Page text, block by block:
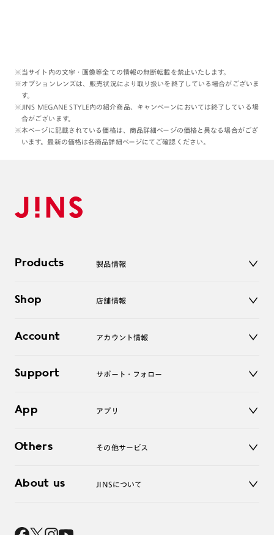
※当サイト内の文字・画像等全ての情報の無断転載を禁止いたします。
※オプションレンズは、販売状況により取り扱いを終了している場合がございま
す。
※JINS MEGANE STYLE内の紹介商品、キャンペーンにおいては終了している場
合がございます。
※本ページに記載されている価格は、商品詳細ページの価格と異なる場合がござ
います。最新の価格は各商品詳細ページにてご確認ください。
Products 製品情報
サングラス
コンタクトレンズ
アクセサリー
Shop 店舗情報
オンラインショップ
Account アカウント情報
ログアウト
Support サポート・フォロー
よくあるご質問
お問い合わせ
App アプリ
Others その他サービス
レンズ交換
About us JINSについて